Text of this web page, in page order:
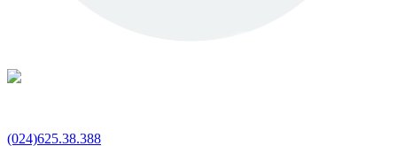
(024)625.38.388